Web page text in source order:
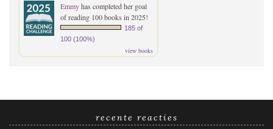
Emmyhas completed her goal
of reading 100 books in 2025!
185 of
100 (100%)
view books
recente reacties